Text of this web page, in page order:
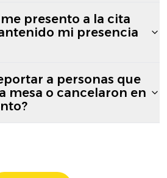
presento a la cita
mi presencia
a personas que
mesa o cancelaron en